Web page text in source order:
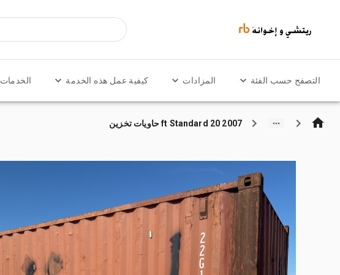
التصفح حسب الفئة المزادات كيفية عمل هذه الخدمة الخدمات
2007 20 ft Standard حاويات تخزين